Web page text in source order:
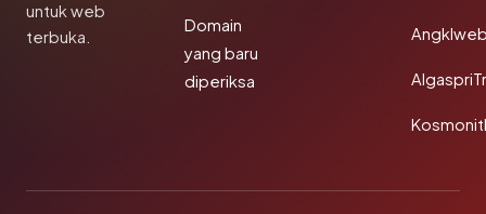
untuk web
terbuka.
Domain
yang baru
diperiksa